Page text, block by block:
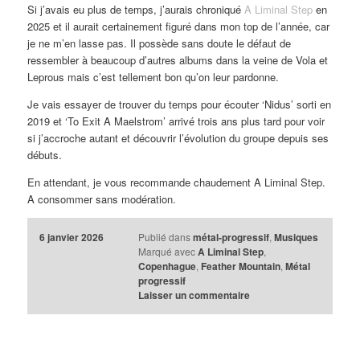
Si j’avais eu plus de temps, j’aurais chroniqué A Liminal Step en
2025 et il aurait certainement figuré dans mon top de l’année, car
je ne m’en lasse pas. Il possède sans doute le défaut de
ressembler à beaucoup d’autres albums dans la veine de Vola et
Leprous mais c’est tellement bon qu’on leur pardonne.
Je vais essayer de trouver du temps pour écouter ‘Nidus’ sorti en
2019 et ‘To Exit A Maelstrom’ arrivé trois ans plus tard pour voir
si j’accroche autant et découvrir l’évolution du groupe depuis ses
débuts.
En attendant, je vous recommande chaudement A Liminal Step.
A consommer sans modération.
6 janvier 2026 Publié dans métal-progressif, Musiques
Marqué avec A Liminal Step,
Copenhague, Feather Mountain, Métal
progressif
Laisser un commentaire